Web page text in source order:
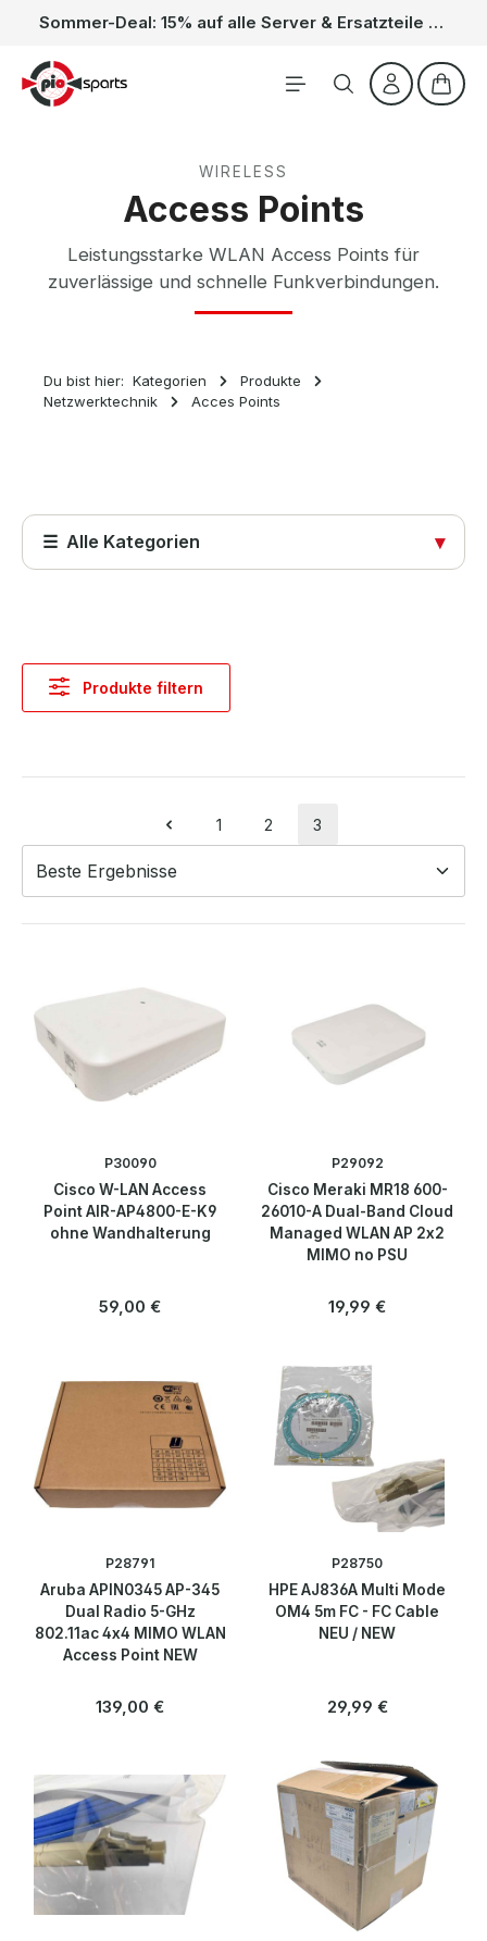
Zum Hauptinhalt springen Sommer-Deal: 15% auf alle Server & Ersatzteile – Kein Code nötig, der Rabatt wird automatisch im Warenkorb abgezogen. Gültig vom 01.06. bis 31.08.
WIRELESS
Access Points
Leistungsstarke WLAN Access Points für
zuverlässige und schnelle Funkverbindungen.
Du bist hier: Kategorien
Produkte
Netzwerktechnik
Acces Points
☰ Alle Kategorien ▾
Produkte
Abdeckungen
Kabel & Adapter
Komponenten & Ersatzteile
Acces Points
Firewalls
Netzwerkkabel & Adapter
Netzwerkkarten
Patchpanels
SFP / GBIC
Switches
Web Security
Zubehör
Peripherie & Zubehör
Server
Speicherlösungen & SSDs
Telekommunikation
Produkte filtern
Seite
1
Seite
2
Seite
3
P30090
Cisco W-LAN Access
Point AIR-AP4800-E-K9
ohne Wandhalterung
Regulärer Preis:
59,00 €
P29092
Cisco Meraki MR18 600-
26010-A Dual-Band Cloud
Managed WLAN AP 2x2
MIMO no PSU
Regulärer Preis:
19,99 €
P28791
Aruba APIN0345 AP-345
Dual Radio 5-GHz
802.11ac 4x4 MIMO WLAN
Access Point NEW
Regulärer Preis:
139,00 €
P28750
HPE AJ836A Multi Mode
OM4 5m FC - FC Cable
NEU / NEW
Regulärer Preis:
29,99 €